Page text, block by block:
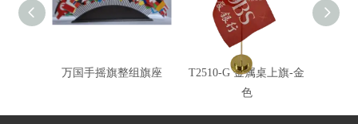
万国手摇旗整组旗座
T2510-G 金属桌上旗-金
色